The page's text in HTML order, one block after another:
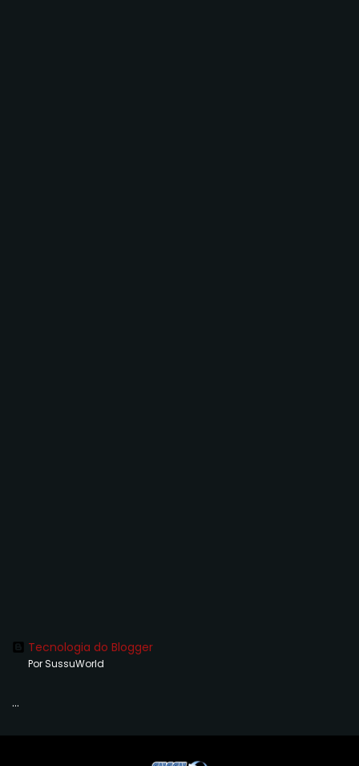
Tecnologia do Blogger
Por SussuWorld
...